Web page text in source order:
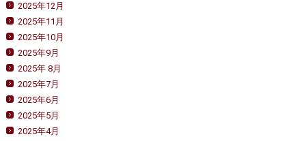
2025年12月
2025年11月
2025年10月
2025年9月
2025年 8月
2025年7月
2025年6月
2025年5月
2025年4月